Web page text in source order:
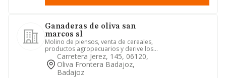
Ganaderas de oliva san
marcos sl
Molino de piensos, venta de cereales,
productos agropecuarios y derive los
mismos bascula publica.
Carretera Jerez, 145, 06120,
Oliva Frontera Badajoz,
Badajoz